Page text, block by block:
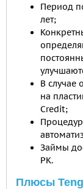
Период
лет;
В случае
на
Credit;
Займы
РК.
Плюсы